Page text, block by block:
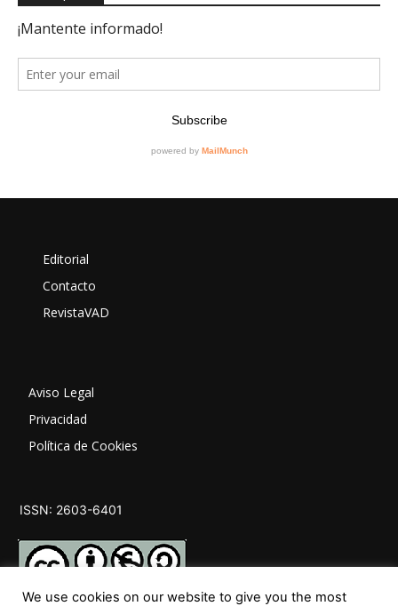
Editorial
Contacto
RevistaVAD
Aviso Legal
Privacidad
Política de Cookies
ISSN: 2603-6401
We use cookies on our website to give you the most